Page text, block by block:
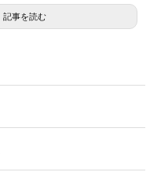
記事を読む